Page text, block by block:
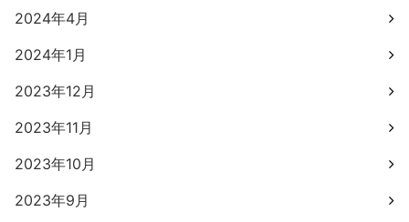
2024年4月
2024年1月
2023年12月
2023年11月
2023年10月
2023年9月